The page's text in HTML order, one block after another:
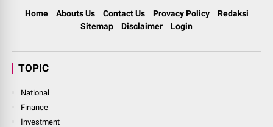
Home
Abouts Us Contact Us Provacy Policy
Redaksi
Sitemap
Disclaimer Login
TOPIC
National
Finance
Investment